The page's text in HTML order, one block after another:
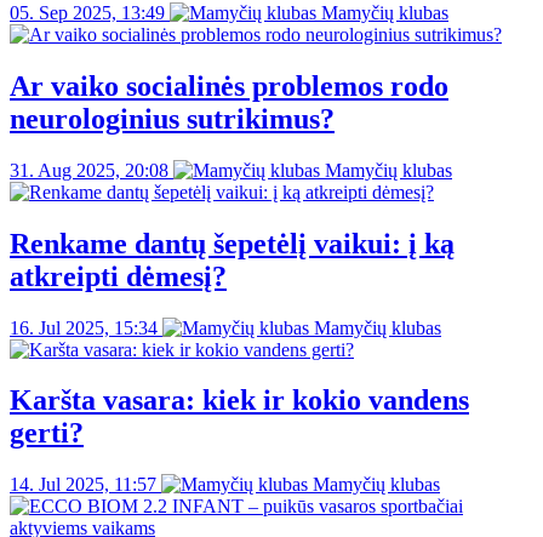
05. Sep 2025, 13:49 Mamyčių klubas
Ar vaiko socialinės problemos rodo
neurologinius sutrikimus?
31. Aug 2025, 20:08 Mamyčių klubas
Renkame dantų šepetėlį vaikui: į ką
atkreipti dėmesį?
16. Jul 2025, 15:34 Mamyčių klubas
Karšta vasara: kiek ir kokio vandens
gerti?
14. Jul 2025, 11:57 Mamyčių klubas